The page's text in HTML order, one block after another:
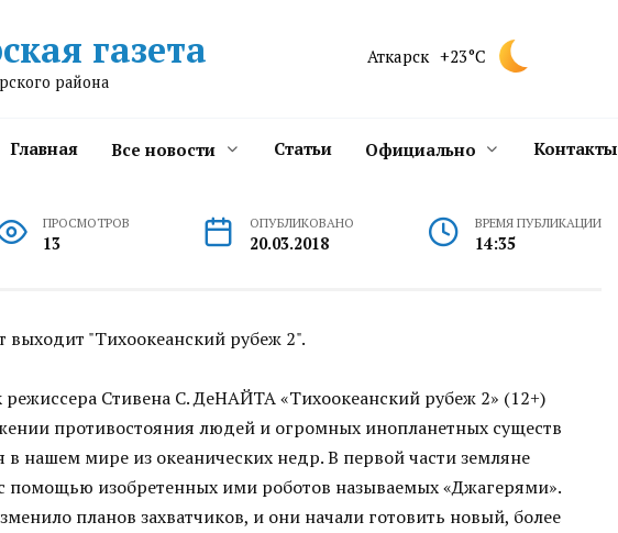
газета
района
Аткарск +23°C
Главная Все новости Статьи Официально Контакты
ПРОСМОТРОВ
13
ОПУБЛИКОВАНО
20.03.2018
ВРЕМЯ ПУБЛИКАЦИИ
14:35
выходит "Тихоокеанский рубеж 2".
режиссера Стивена С. ДеНАЙТА «Тихоокеанский рубеж 2» (12+)
противостояния людей и огромных инопланетных существ
нашем мире из океанических недр. В первой части земляне
помощью изобретенных ими роботов называемых «Джагерями».
планов захватчиков, и они начали готовить новый, более